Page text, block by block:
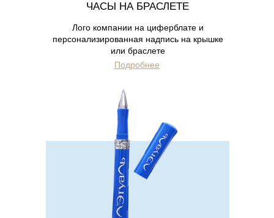
ЧАСЫ НА БРАСЛЕТЕ
Лого компании на циферблате и
персонализированная надпись на крышке
или браслете
Подробнее